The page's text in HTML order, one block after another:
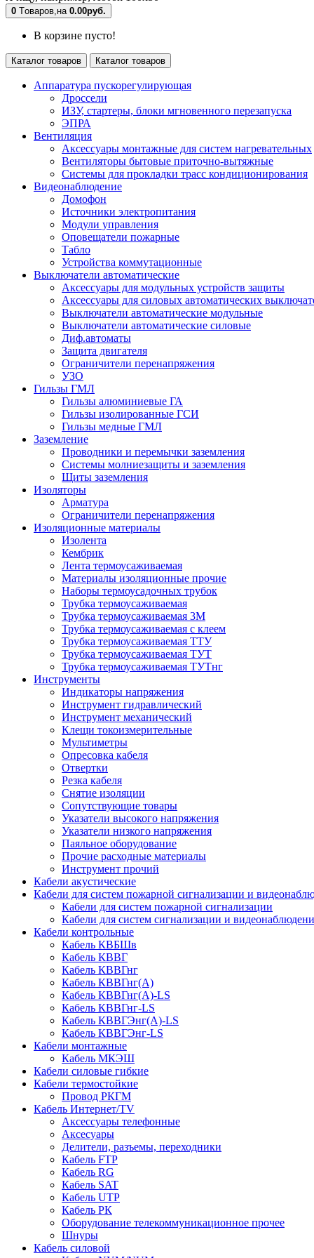
0 Tоваров,на 0.00руб.
В корзине пусто!
Каталог товаров Каталог товаров
Аппаратура пускорегулирующая
Дроссели
ИЗУ, стартеры, блоки мгновенного перезапуска
ЭПРА
Вентиляция
Аксессуары монтажные для систем нагревательных
Вентиляторы бытовые приточно-вытяжные
Системы для прокладки трасс кондиционирования
Видеонаблюдение
Домофон
Источники электропитания
Модули управления
Оповещатели пожарные
Табло
Устройства коммутационные
Выключатели автоматические
Аксессуары для модульных устройств защиты
Аксессуары для силовых автоматических
Выключатели автоматические модульные
Выключатели автоматические силовые
Диф.автоматы
Защита двигателя
Ограничители перенапряжения
УЗО
Гильзы ГМЛ
Гильзы алюминиевые ГА
Гильзы изолированные ГСИ
Гильзы медные ГМЛ
Заземление
Проводники и перемычки заземления
Системы молниезащиты и заземления
Щиты заземления
Изоляторы
Арматура
Ограничители перенапряжения
Изоляционные материалы
Изолента
Кембрик
Лента термоусаживаемая
Материалы изоляционные прочие
Наборы термоусадочных трубок
Трубка термоусаживаемая
Трубка термоусаживаемая 3М
Трубка термоусаживаемая с клеем
Трубка термоусаживаемая ТТУ
Трубка термоусаживаемая ТУТ
Трубка термоусаживаемая ТУТнг
Инструменты
Индикаторы напряжения
Инструмент гидравлический
Инструмент механический
Клещи токоизмерительные
Мультиметры
Опресовка кабеля
Отвертки
Резка кабеля
Снятие изоляции
Сопутствующие товары
Указатели высокого напряжения
Указатели низкого напряжения
Паяльное оборудование
Прочие расходные материалы
Инструмент прочий
Кабели акустические
Кабели для систем пожарной сигнализации и
Кабели для систем пожарной сигнализации
Кабели для систем сигнализации и
Кабели контрольные
Кабель КВБШв
Кабель КВВГ
Кабель КВВГнг
Кабель КВВГнг(А)
Кабель КВВГнг(А)-LS
Кабель КВВГнг-LS
Кабель КВВГЭнг(А)-LS
Кабель КВВГЭнг-LS
Кабели монтажные
Кабель МКЭШ
Кабели силовые гибкие
Кабели термостойкие
Провод РКГМ
Кабель Интернет/TV
Аксессуары телефонные
Аксесуары
Делители, разъемы, переходники
Кабель FTP
Кабель RG
Кабель SAT
Кабель UTP
Кабель РК
Оборудование телекоммуникационное прочее
Шнуры
Кабель силовой